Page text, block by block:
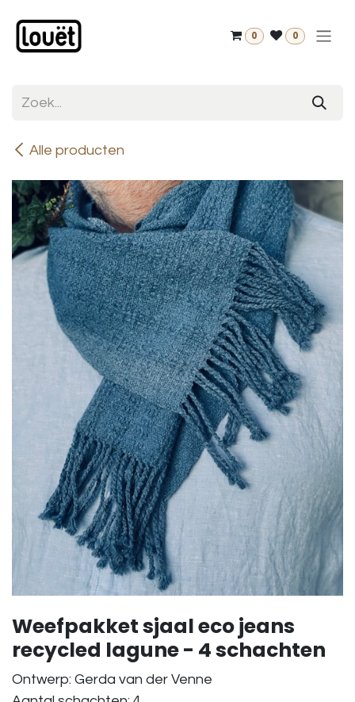
0 0
Alle producten
Weefpakket sjaal eco jeans
recycled lagune - 4 schachten
Ontwerp: Gerda van der Venne